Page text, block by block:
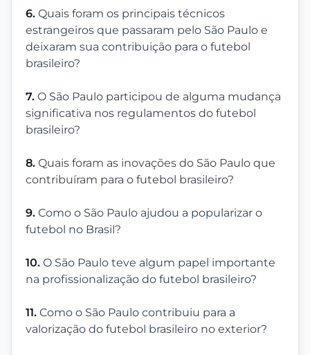
6. Quais foram os principais técnicos
estrangeiros que passaram pelo São Paulo e
deixaram sua contribuição para o futebol
brasileiro?
7. O São Paulo participou de alguma mudança
significativa nos regulamentos do futebol
brasileiro?
8. Quais foram as inovações do São Paulo que
contribuíram para o futebol brasileiro?
9. Como o São Paulo ajudou a popularizar o
futebol no Brasil?
10. O São Paulo teve algum papel importante
na profissionalização do futebol brasileiro?
11. Como o São Paulo contribuiu para a
valorização do futebol brasileiro no exterior?